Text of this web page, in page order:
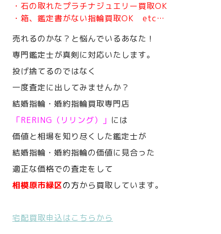
・石の取れたプラチナジュエリー買取OK
・箱、鑑定書がない指輪買取OK etc…
売れるのかな？と悩んでいるあなた！
専門鑑定士が真剣に対応いたします。
投げ捨てるのではなく
一度査定に出してみませんか？
結婚指輪・婚約指輪買取専門店
「RERING（リリング）」 には
価値と相場を知り尽くした鑑定士が
結婚指輪・婚約指輪の価値に見合った
適正な価格での査定をして
相模原市緑区の方から買取しています。
宅配買取申込はこちらから